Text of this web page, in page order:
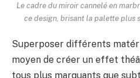
Le cadre du miroir cannelé en
ce design, brisant la palette plus
Superposer différents
moyen de créer un effet
tous plus marquants que